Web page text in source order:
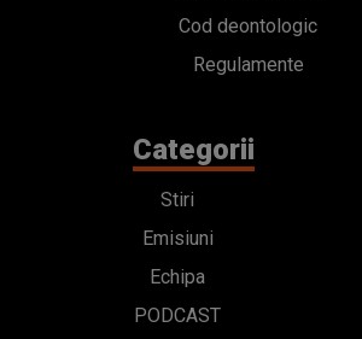
Cod deontologic
Regulamente
Categorii
Stiri
Emisiuni
Echipa
PODCAST